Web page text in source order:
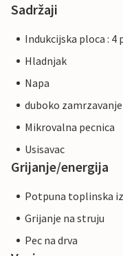
Sadržaji
Indukcijska ploca : 4
Hladnjak
Napa
duboko
Mikrovalna pecnica
Usisavac
Grijanje/energija
Potpuna toplinska
Grijanje na struju
Pec na drva